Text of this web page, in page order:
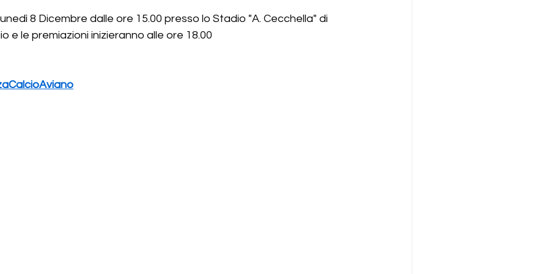
8 Dicembre dalle ore 15.00 presso lo Stadio "A. Cecchella" di
e le premiazioni inizieranno alle ore 18.00